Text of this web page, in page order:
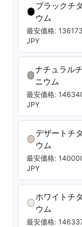
ブラックチ
ウム
最安価格:
JPY
ナチュラル
ニウム
最安価格:
JPY
デザートチ
ウム
最安価格:
JPY
ホワイトチ
ウム
最安価格: